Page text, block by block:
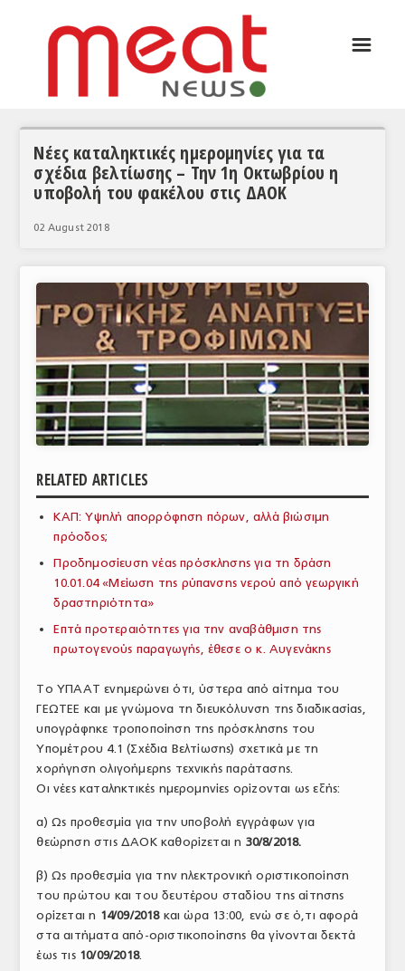
ΣΥΝΕΝΤΕΥΞΕΙΣ
ΚΟΣΜΟΣ
ΕΙΔΗΣΕΙΣ
ΕΥΡΩΠΑΪΚΕΣ ΑΠΟΦΑΣΕΙΣ
ΘΕΜΑΤΑ
ΑΝΑΛΥΣΕΙΣ
ΣΦΑΓΕΙΑ
ΠΡΩΤΕΣ ΥΛΕΣ
ΕΞΟΠΛΙΣΜΟΣ
ΥΠΗΡΕΣΙΕΣ
ΕΜΠΟΡΙΚΟΙ ΑΝΤΙΠΡΟΣΩΠΟΙ
ΝΟΜΟΘΕΣΙΑ
ΕΛΛΗΝΙΚΗ ΝΟΜΟΘΕΣΙΑ
ΕΥΡΩΠΑΪΚΗ ΝΟΜΟΘΕΣΙΑ
ΤΟ ΠΕΡΙΟΔΙΚΟ
ΑΡΧΕΙΟ ΤΕΥΧΩΝ
ΣΥΝΕΔΡΙΟ ΚΡΕΑΤΟΣ
☰
Νέες καταληκτικές ημερομηνίες για τα
σχέδια βελτίωσης – Την 1η Οκτωβρίου η
υποβολή του φακέλου στις ΔΑΟΚ
02 August 2018
RELATED ARTICLES
ΚΑΠ: Υψηλή απορρόφηση πόρων, αλλά βιώσιμη
πρόοδος;
Προδημοσίευση νέας πρόσκλησης για τη δράση
10.01.04 «Μείωση της ρύπανσης νερού από γεωργική
δραστηριότητα»
Επτά προτεραιότητες για την αναβάθμιση της
πρωτογενούς παραγωγής, έθεσε ο κ. Αυγενάκης
Το ΥΠΑΑΤ ενημερώνει ότι, ύστερα από αίτημα του
ΓΕΩΤΕΕ και με γνώμονα τη διευκόλυνση της διαδικασίας,
υπογράφηκε τροποποίηση της πρόσκλησης του
Υπομέτρου 4.1 (Σχέδια Βελτίωσης) σχετικά με τη
χορήγηση ολιγοήμερης τεχνικής παράτασης.
Οι νέες καταληκτικές ημερομηνίες ορίζονται ως εξής:
α) Ως προθεσμία για την υποβολή εγγράφων για
θεώρηση στις ΔΑΟΚ καθορίζεται η 30/8/2018.
β) Ως προθεσμία για την ηλεκτρονική οριστικοποίηση
του πρώτου και του δευτέρου σταδίου της αίτησης
ορίζεται η 14/09/2018και ώρα 13:00, ενώ σε ό,τι αφορά
στα αιτήματα από-οριστικοποίησης θα γίνονται δεκτά
έως τις 10/09/2018.